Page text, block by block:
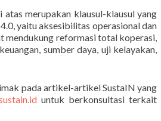
merupakan klausul-klausul yang
yaitu aksesibilitas operasional dan
mendukung reformasi total koperasi,
sumber daya, uji kelayakan,
pada artikel-artikel SustaIN yang
untuk berkonsultasi terkait